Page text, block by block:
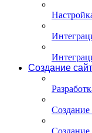
Создание
Создание
Создание